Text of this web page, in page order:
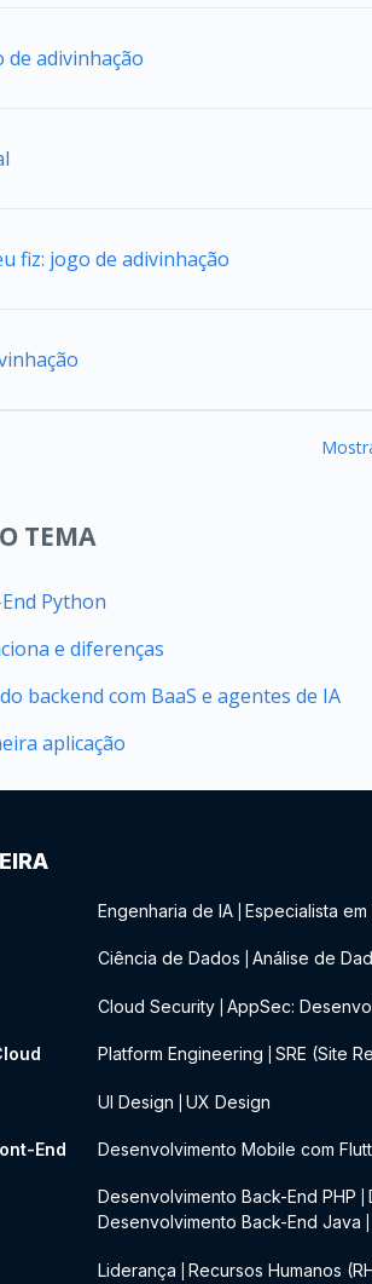
de adivinhação
fiz: jogo de adivinhação
TEMA
Python
e diferenças
backend com BaaS e agentes de IA
aplicação
Engenharia de IA Especialista em
Ciência de Dados Análise de
Cloud Security AppSec:
Platform Engineering SRE (Site
UI Design UX Design
End Desenvolvimento Mobile com
Desenvolvimento Back-End PHP
Desenvolvimento Back-End Java
Liderança Recursos Humanos